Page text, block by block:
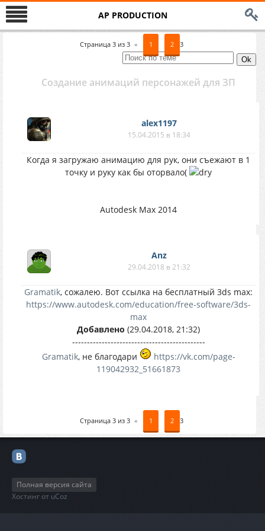
AP PRODUCTION
Страница 3 из 3 « 1 2 3
Создание анимаций персонажей для ЗП
alex1197
15.04.2015 в 18:34
Когда я загружаю анимацию для рук, они съежают в 1
точку и руку как бы оторвало(
Autodesk Max 2014
Anz
29.04.2018 в 21:32
Gramatik, сожалею. Вот ссылка на бесплатный 3ds max:
https://www.autodesk.com/education/free-software/3ds-
max
Добавлено (29.04.2018, 21:32)
---------------------------------------------
Gramatik, не благодари
https://vk.com/page-
119042932_51661873
Страница 3 из 3 « 1 2 3
Полная версия сайта
Хостинг от uCoz